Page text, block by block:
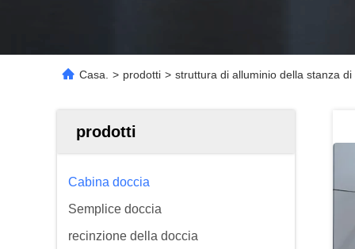
Casa. > prodotti > struttura di alluminio della stanza
prodotti
Cabina doccia
Semplice doccia
recinzione della doccia